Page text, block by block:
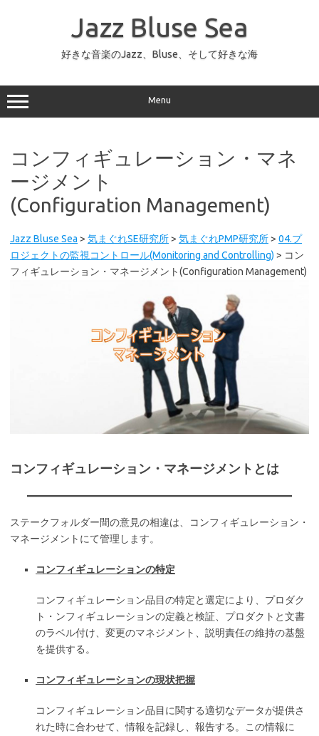
ッ
プ
Jazz Bluse Sea
好きな音楽のJazz、Bluse、そして好きな海
Menu
コンフィギュレーション・マネ
ージメント
(Configuration Management)
Jazz Bluse Sea > 気まぐれSE研究所> 気まぐれPMP研究所> 04.プ
ロジェクトの監視コントロール(Monitoring and Controlling) > コン
フィギュレーション・マネージメント(Configuration Management)
コンフィギュレーション・マネージメントとは
ステークフォルダー間の意見の相違は、コンフィギュレーション・
マネージメントにて管理します。
コンフィギュレーションの特定
コンフィギュレーション品目の特定と選定により、プロダク
ト・ンフィギュレーションの定義と検証、プロダクトと文書
のラベル付け、変更のマネジメント、説明責任の維持の基盤
を提供する。
コンフィギュレーションの現状把握
コンフィギュレーション品目に関する適切なデータが提供さ
れた時に合わせて、情報を記録し、報告する。この情報に